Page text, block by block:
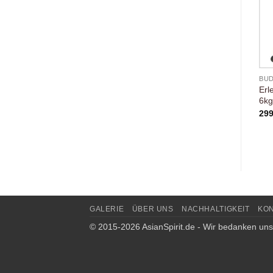
GALERIE ÜBER UNS NACHHALTIGKEIT
© 2015-2026 AsianSpirit.de - Wir bedanken